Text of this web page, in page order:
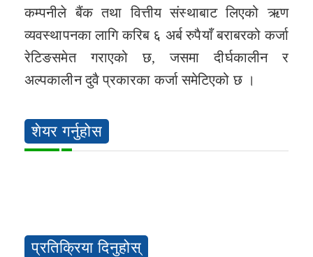
कम्पनीले बैंक तथा वित्तीय संस्थाबाट लिएको ऋण
व्यवस्थापनका लागि करिब ६ अर्ब रुपैयाँ बराबरको कर्जा
रेटिङसमेत गराएको छ, जसमा दीर्घकालीन र
अल्पकालीन दुवै प्रकारका कर्जा समेटिएको छ ।
शेयर गर्नुहोस
प्रतिक्रिया दिनुहोस्